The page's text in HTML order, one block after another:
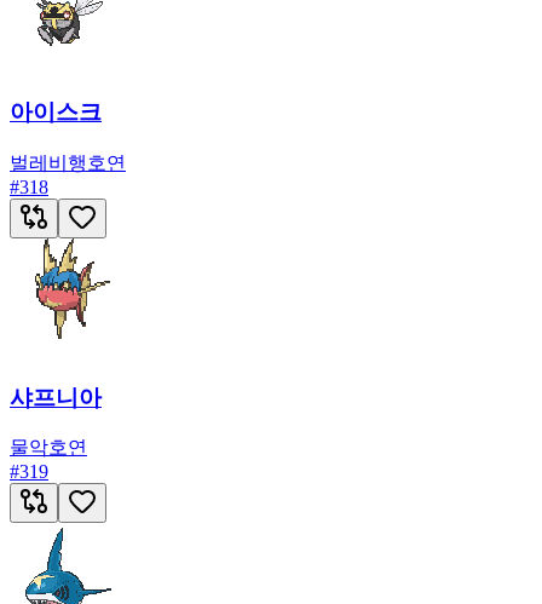
아이스크
벌레 비행호연
#318
샤프니아
물악호연
#319